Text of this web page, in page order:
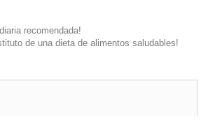
recomendada!
de una dieta de alimentos saludables!